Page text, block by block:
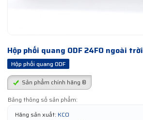
Hộp phối quang ODF 24FO ngoài trời
Hộp phối quang ODF
Sản phẩm chính hãng ®
Bảng thông số sản phẩm:
Hãng sản xuất: KCO